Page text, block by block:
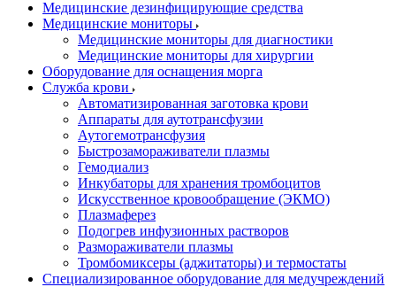
Медицинские дезинфицирующие средства
Медицинские мониторы
Медицинские мониторы для диагностики
Медицинские мониторы для хирургии
Оборудование для оснащения морга
Служба крови
Автоматизированная заготовка крови
Аппараты для аутотрансфузии
Аутогемотрансфузия
Быстрозамораживатели плазмы
Гемодиализ
Инкубаторы для хранения тромбоцитов
Искусственное кровообращение (ЭКМО)
Плазмаферез
Подогрев инфузионных растворов
Размораживатели плазмы
Тромбомиксеры (аджитаторы) и термостаты
Специализированное оборудование для медучреждений